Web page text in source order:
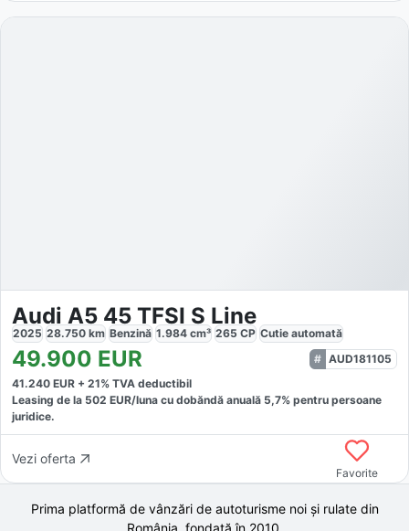
Audi A5 45 TFSI S Line
2025 28.750 km Benzină 1.984 cm³ 265 CP Cutie automată
49.900 EUR
AUD181105
41.240 EUR + 21% TVA deductibil
Leasing de la 502 EUR/luna cu dobăndă anuală 5,7% pentru persoane
juridice.
Vezi oferta
Favorite
Prima platformă de vânzări de autoturisme noi și rulate din
România, fondată în 2010.